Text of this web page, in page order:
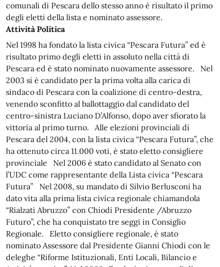
comunali di Pescara dello stesso anno è risultato il primo
degli eletti della lista e nominato assessore.
Attività Politica
Nel 1998 ha fondato la lista civica “Pescara Futura” ed è
risultato primo degli eletti in assoluto nella città di
Pescara ed è stato nominato nuovamente assessore. Nel
2003 si è candidato per la prima volta alla carica di
sindaco di Pescara con la coalizione di centro-destra,
venendo sconfitto al ballottaggio dal candidato del
centro-sinistra Luciano D’Alfonso, dopo aver sfiorato la
vittoria al primo turno. Alle elezioni provinciali di
Pescara del 2004, con la lista civica “Pescara Futura”, che
ha ottenuto circa 11.000 voti, è stato eletto consigliere
provinciale Nel 2006 è stato candidato al Senato con
l’UDC come rappresentante della Lista civica “Pescara
Futura” Nel 2008, su mandato di Silvio Berlusconi ha
dato vita alla prima lista civica regionale chiamandola
“Rialzati Abruzzo” con Chiodi Presidente /Abruzzo
Futuro”, che ha conquistato tre seggi in Consiglio
Regionale. Eletto consigliere regionale, è stato
nominato Assessore dal Presidente Gianni Chiodi con le
deleghe “Riforme Istituzionali, Enti Locali, Bilancio e